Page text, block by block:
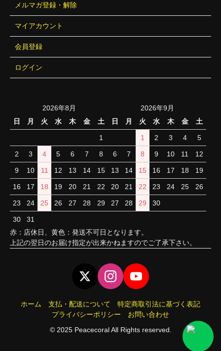
メルマガ登録・解除
マイアカウント
会員登録
ログイン
2026年8月
日
月 火 水 木 金 土
1
2 3 4 5 6 7 8
9 10 11 12 13 14 15
16 17 18 19 20 21 22
23 24 25 26 27 28 29
30 31
2026年9月
日
月 火 水 木 金 土
1 2 3 4 5
6 7 8 9 10 11 12
13 14 15 16 17 18 19
20 21 22 23 24 25 26
27 28 29 30
赤：店休日、黄色：発送不可日となります。
上記の翌日のお届け指定が出来かねますのでご了承下さい。
ホーム 支払・配送について
特定商取引法に基づく表記
プライバシーポリシー
お問い合わせ
© 2025 Peacecoral All Rights reserved.